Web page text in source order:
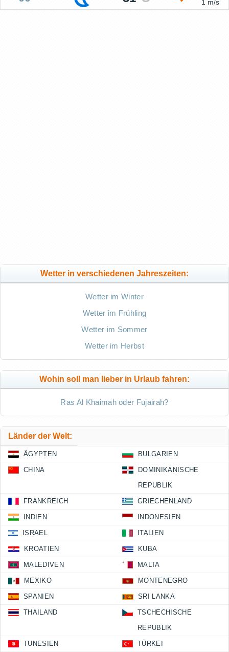
1 m/s
Wetter in verschiedenen Jahreszeiten:
Wetter im Winter
Wetter im Frühling
Wetter im Sommer
Wetter im Herbst
Wohin soll man lieber in Urlaub fahren:
Ras Al Khaimah oder Fujairah?
Länder der Welt:
ÄGYPTEN BULGARIEN
CHINA
DOMINIKANISCHE
REPUBLIK
FRANKREICH GRIECHENLAND
INDIEN INDONESIEN
ISRAEL ITALIEN
KROATIEN KUBA
MALEDIVEN MALTA
MEXIKO MONTENEGRO
SPANIEN SRI LANKA
THAILAND
TSCHECHISCHE
REPUBLIK
TUNESIEN TÜRKEI